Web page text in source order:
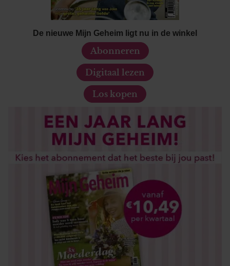
De nieuwe Mijn Geheim ligt nu in de winkel
Abonneren
Digitaal lezen
Los kopen